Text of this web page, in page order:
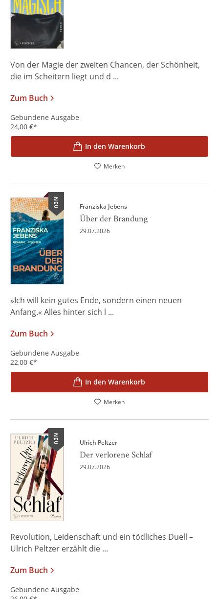
Von der Magie der zweiten Chancen, der Schönheit,
die im Scheitern liegt und d ...
Zum Buch
Gebundene Ausgabe
24,00 €*
In den Warenkorb
Merken
NEU Franziska Jebens
Über der Brandung
29.07.2026
»Ich will kein gutes Ende, sondern einen neuen
Anfang.« Alles hinter sich l ...
Zum Buch
Gebundene Ausgabe
22,00 €*
In den Warenkorb
Merken
NEU Ulrich Peltzer
Der verlorene Schlaf
29.07.2026
Revolution, Leidenschaft und ein tödliches Duell –
Ulrich Peltzer erzählt die ...
Zum Buch
Gebundene Ausgabe